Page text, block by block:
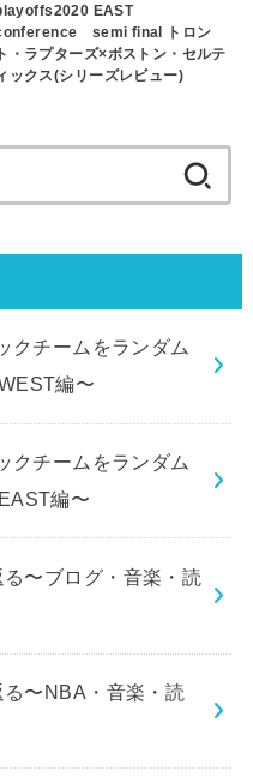
EAST
semi final トロン
ト・ラプターズ×ボストン・セルテ
ックス(シリーズレビュー)
クチームをランダム
編〜
クチームをランダム
編〜
〜ブログ・音楽・読
〜NBA・音楽・読